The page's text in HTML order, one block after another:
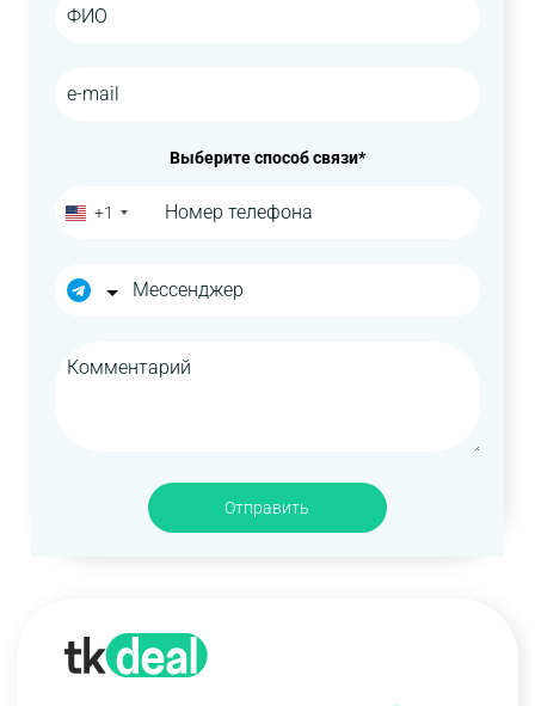
Выберите способ связи*
+1
Отправить